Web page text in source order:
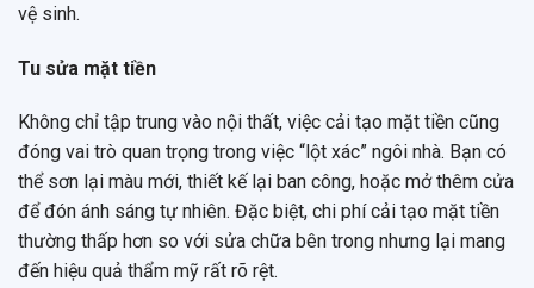
vệ sinh.
Tu sửa mặt tiền
Không chỉ tập trung vào nội thất, việc cải tạo mặt tiền cũng
đóng vai trò quan trọng trong việc “lột xác” ngôi nhà. Bạn có
thể sơn lại màu mới, thiết kế lại ban công, hoặc mở thêm cửa
để đón ánh sáng tự nhiên. Đặc biệt, chi phí cải tạo mặt tiền
thường thấp hơn so với sửa chữa bên trong nhưng lại mang
đến hiệu quả thẩm mỹ rất rõ rệt.